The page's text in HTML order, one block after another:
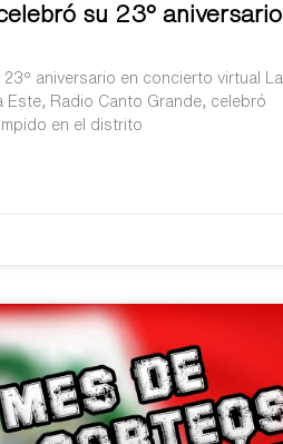
su 23º aniversario
aniversario en concierto virtual La
Este, Radio Canto Grande, celebró
en el distrito